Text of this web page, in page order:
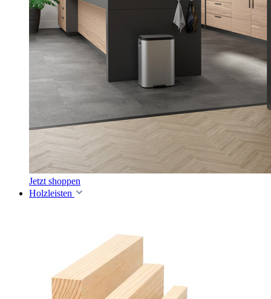
Jetzt shoppen
Holzleisten